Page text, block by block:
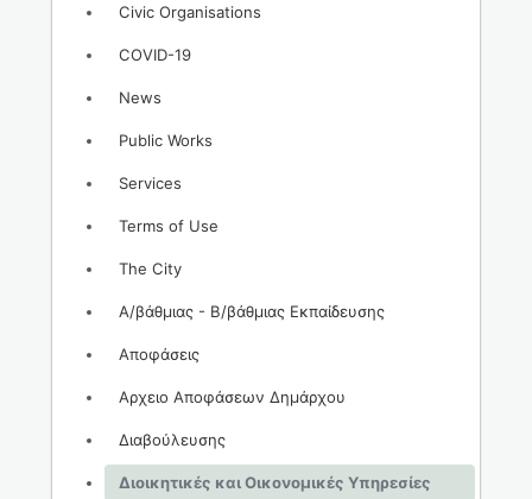
Civic Organisations
COVID-19
News
Public Works
Services
Terms of Use
The City
Α/βάθμιας - Β/βάθμιας Εκπαίδευσης
Αποφάσεις
Αρχειο Αποφάσεων Δημάρχου
Διαβούλευσης
Διοικητικές και Οικονομικές Υπηρεσίες